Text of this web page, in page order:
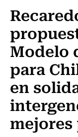
Modelo
para
en
mejores